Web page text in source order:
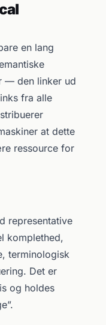
en lang
— den linker ud
fra alle
at dette
ressource for
representative
komplethed,
terminologisk
Det er
og holdes